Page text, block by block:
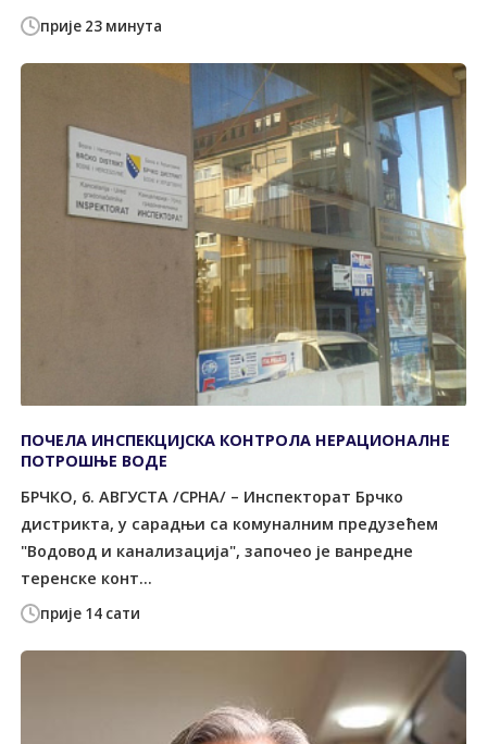
прије 23 минута
прије 14 сати
ПОЧЕЛА ИНСПЕКЦИЈСКА КОНTРОЛА НЕРАЦИОНАЛНЕ
ПОTРОШЊЕ ВОДЕ
БРЧКО, 6. АВГУСTА /СРНА/ – Инспекторат Брчко
дистрикта, у сарадњи са комуналним предузећем
"Водовод и канализација", започео је ванредне
теренске конт...